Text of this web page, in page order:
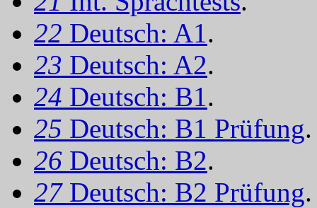
22 Deutsch: A1.
23 Deutsch: A2.
24 Deutsch: B1.
25 Deutsch: B1 Prüfung.
26 Deutsch: B2.
27 Deutsch: B2 Prüfung.